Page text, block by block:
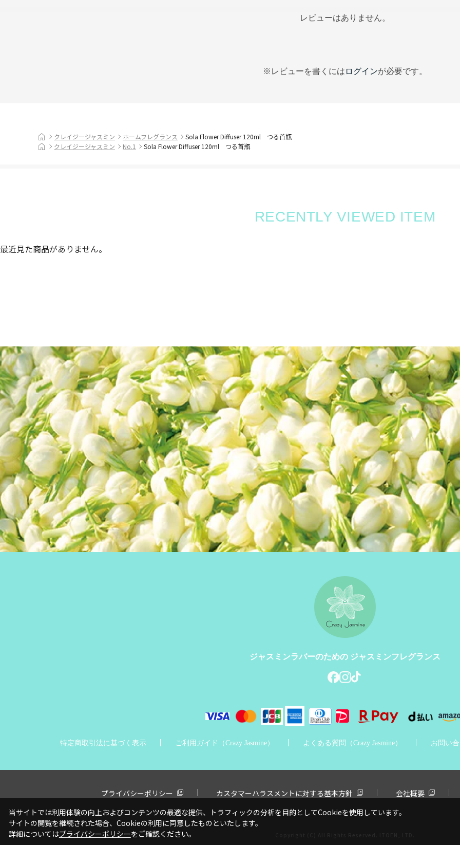
レビューはありません。
※レビューを書くには ログインが必要です。
クレイジージャスミン ホームフレグランス
Sola Flower Diffuser 120ml つる首瓶
クレイジージャスミン
No.1 Sola Flower Diffuser 120ml つる首瓶
RECENTLY VIEWED ITEM
最近見た商品がありません。
ジャスミンラバーのための ジャスミンフレグランス
特定商取引法に基づく表示 ご利用ガイド（Crazy Jasmine） よくある質問（Crazy Jasmine） お問い
プライバシーポリシー カスタマーハラスメントに対する基本方針 会社概要
当サイトでは利用体験の向上およびコンテンツの最適な提供、トラフィックの分析を目的としてCookieを使用しています。
サイトの閲覧を継続された場合、Cookieの利用に同意したものといたします。
詳細についてはプライバシーポリシーをご確認ください。